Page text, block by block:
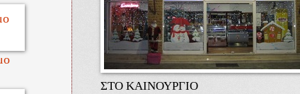
ΣΤΟ ΚΑΙΝΟΥΡΓΙΟ